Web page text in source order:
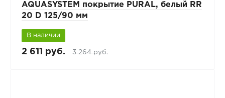
AQUASYSTEM покрытие PURAL, белый RR
20 D 125/90 мм
В наличии
2 611 руб. 3 264 руб.